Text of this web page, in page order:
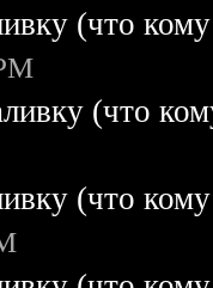
(что
(что
(что